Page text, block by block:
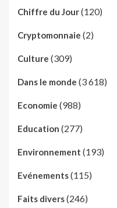
Chiffre du Jour(120)
Cryptomonnaie (2)
Culture (309)
Dans le monde (3 618)
Economie (988)
Education (277)
Environnement (193)
Evénements(115)
Faits divers(246)